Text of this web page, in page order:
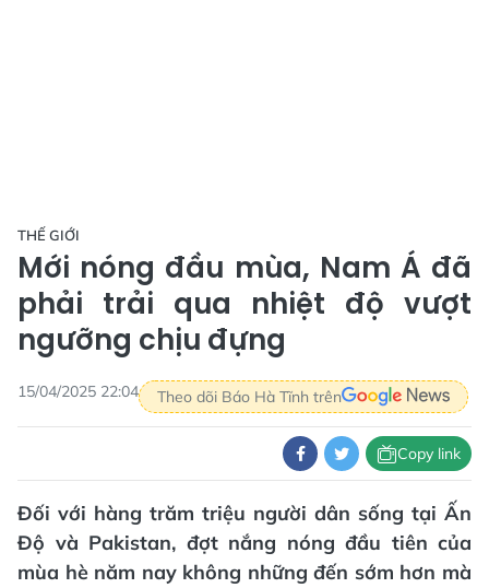
THẾ GIỚI
Mới nóng đầu mùa, Nam Á đã
phải trải qua nhiệt độ vượt
ngưỡng chịu đựng
15/04/2025 22:04 Theo dõi Báo Hà Tĩnh trên
Copy link
Đối với hàng trăm triệu người dân sống tại Ấn
Độ và Pakistan, đợt nắng nóng đầu tiên của
mùa hè năm nay không những đến sớm hơn mà